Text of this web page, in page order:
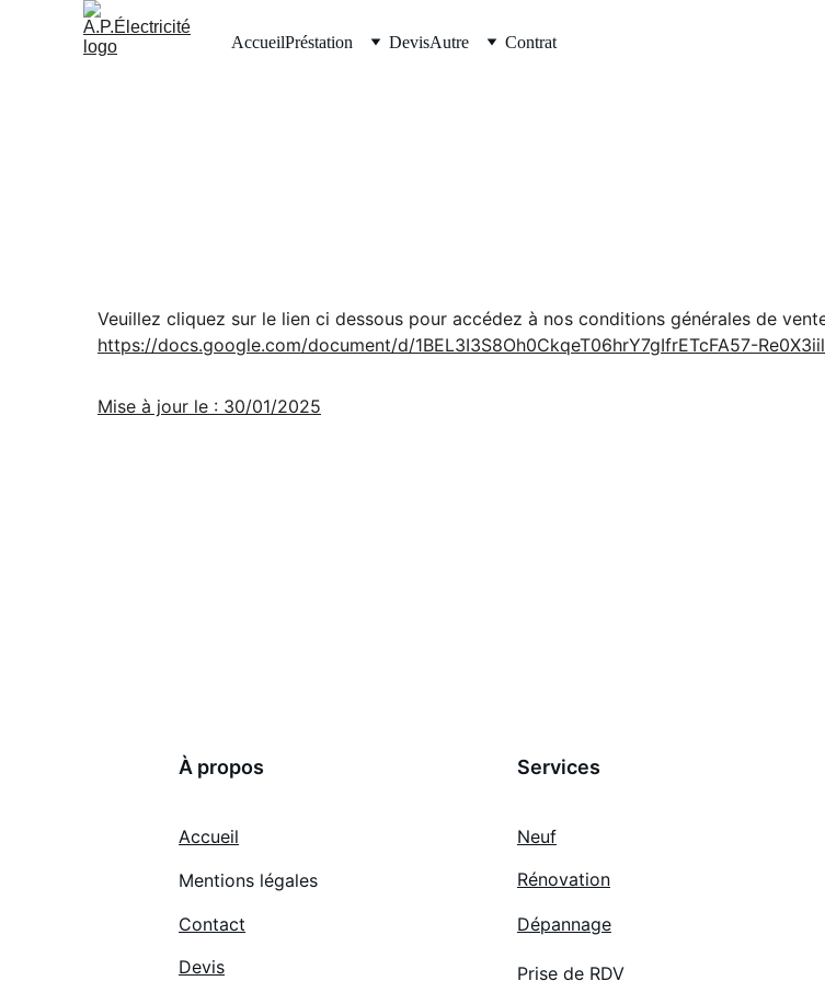
AccueilPréstation DevisAutre Contrat
Veuillez cliquez sur le lien ci dessous pour accédez à nos conditions générales de
https://docs.google.com/document/d/1BEL3I3S8Oh0CkqeT06hrY7gIfrETcFA57-
Mise à jour le : 30/01/2025
À propos
Mentions légales
Devis
Services
Neuf
Rénovation
Contact
Accueil
Dépannage
Prise de RDV